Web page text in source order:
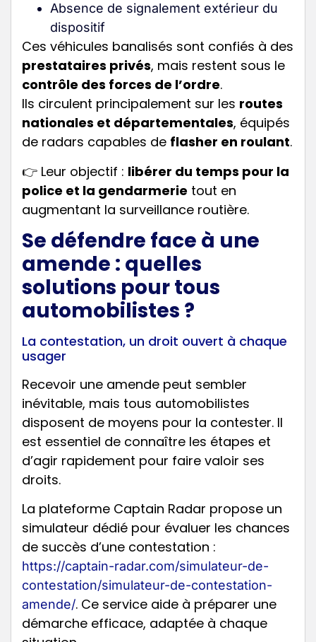
Absence de signalement extérieur du
dispositif
Ces véhicules banalisés sont confiés à des
prestataires privés, mais restent sous le
contrôle des forces de l’ordre.
Ils circulent principalement sur les routes
nationales et départementales, équipés
de radars capables de flasher en roulant.
👉 Leur objectif : libérer du temps pour la
police et la gendarmerie tout en
augmentant la surveillance routière.
Se défendre face à une
amende : quelles
solutions pour tous
automobilistes ?
La contestation, un droit ouvert à chaque
usager
Recevoir une amende peut sembler
inévitable, mais tous automobilistes
disposent de moyens pour la contester. Il
est essentiel de connaître les étapes et
d’agir rapidement pour faire valoir ses
droits.
La plateforme Captain Radar propose un
simulateur dédié pour évaluer les chances
de succès d’une contestation :
https://captain-radar.com/simulateur-de-
contestation/simulateur-de-contestation-
amende/. Ce service aide à préparer une
démarche efficace, adaptée à chaque